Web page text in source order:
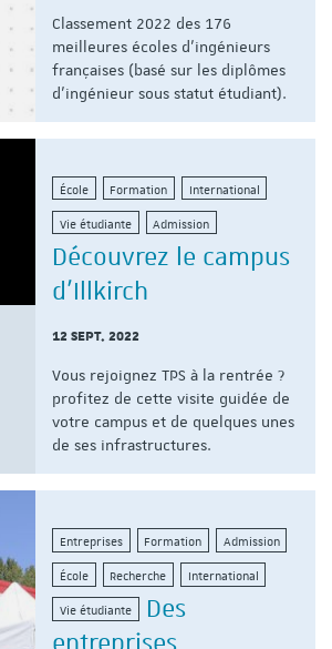
Classement 2022 des 176
meilleures écoles d'ingénieurs
françaises (basé sur les diplômes
d'ingénieur sous statut étudiant).
École Formation International
Vie étudiante Admission
Découvrez le campus
d'Illkirch
12 SEPT. 2022
Vous rejoignez TPS à la rentrée ?
profitez de cette visite guidée de
votre campus et de quelques unes
de ses infrastructures.
Entreprises Formation Admission
École Recherche International
Vie étudiante
Des